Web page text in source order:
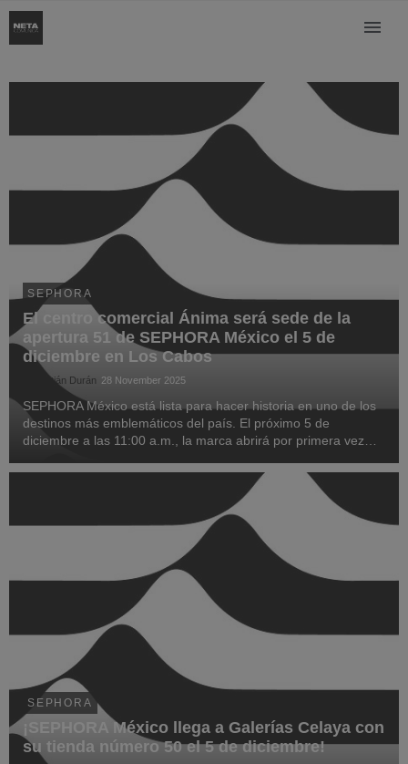
SEPHORA
El centro comercial Ánima será sede de la
apertura 51 de SEPHORA México el 5 de
diciembre en Los Cabos
Sebastián Durán 28 November 2025
SEPHORA México está lista para hacer historia en uno de los
destinos más emblemáticos del país. El próximo 5 de
diciembre a las 11:00 a.m., la marca abrirá por primera vez
marcando la expansión hacia un nuevo pu...
SEPHORA
¡SEPHORA México llega a Galerías Celaya con
su tienda número 50 el 5 de diciembre!